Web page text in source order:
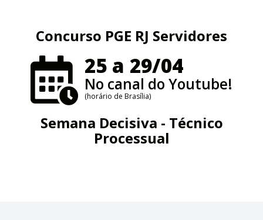
Concurso PGE RJ Servidores
25 a 29/04
No canal do Youtube!
(horário de Brasília)
Semana Decisiva - Técnico
Processual